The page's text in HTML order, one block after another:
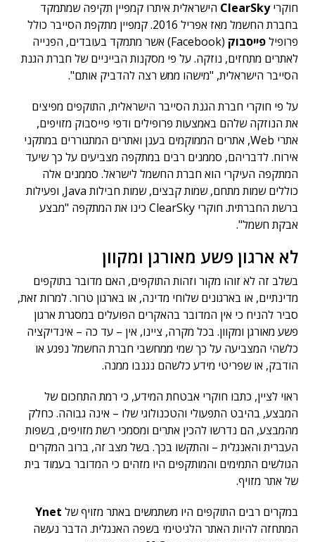
חוקריClearSky הישראלית איתרו קמפיין תקיפה שמתמקד
בחברת החשמל מאז אפריל 2016. קמפיין מתקפת הסייבר כולל
פרופילפייסבוק
(Facebook) אשר מתמקד בעובדים, הפנייה
לאתרים מתחזים, נוזקה. על פי מסקנות הבייניים של חברת הגנת
הסייבר הישראלית, "מישהו ממש רצה להדביק אותם".
על פי חוקרי חברת הגנת הסייבר הישראלית, התוקפים מפיצים
את הנוזקה שלהם באמצעות פרופילים ודפי פייסבוק מזויפים,
אתרי Web, אתרים הממוקמים בענן ואתרים המתגוררים במתקני
אירוח. לדבריהם, סממנים רבים במתקפה מצביעים על כך שיעד
המתקפה העיקרי הוא חברת החשמל לישראל. סממנים אלה
כוללים שמות מתחם, שמות קבצים, שמות חבילות Java, ופעילות
ברשת החברתית. חוקרי ClearSky כינו את המתקפה "מבצע
אבקת חשמל".
לא ארגון פשע מאורגן ומקוון
בשלב זה לא זוהו מקור וזהות התוקפים, האם מדובר בתוקפים
מדינתיים, או בארגונים שלוחי מדינה, או בארגון טרור. למרות זאת,
סביר להניח כי אין המדובר בהאקרים הפועלים במסגרת ארגון
פשע מאורגן ומקוון. בכל מקרה, ציינו, אין – עד כה – אינדיקציה
כלשהי המצביעה על כך שמי ממחשבי חברת החשמל נפגע או
הודבק, או שפריטי מידע כלשהם נגנבו ממנה.
ראוי לציין, כתבו חוקרי אבטחת המידע, כי רמת התחכום של
המבצע, בהיבט התפעולי והטכנולוגי שלו – אינה גבוהה. כחלק
מהמבצע, הם נדרשו להכין אתרים ומסמכי רשת מזויפים, בשפות
העברית והאנגלית – והתקשו בכך. בשל מצב זה, ברוב המקרים
הגולשים התמימים והמותקפים היו מזהים כי המדובר בעמוד בית
של אתר מזויף.
במקרים רבים התוקפים היו משתמשים באתר מזויף של Ynet
המתחזה להיות האתר הלגיטימי בשפה האנגלית. הדבר נעשה